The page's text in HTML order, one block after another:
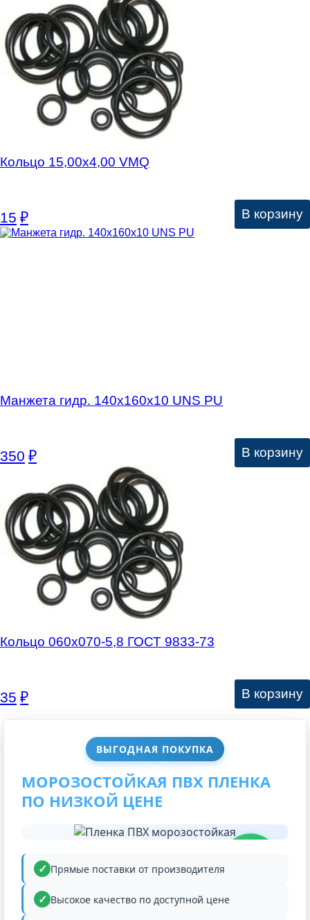
ВЫГОДНАЯ ПОКУПКА
МОРОЗОСТОЙКАЯ ПВХ ПЛЕНКА
ПО НИЗКОЙ ЦЕНЕ
Прямые поставки от производителя
Высокое качество по доступной цене
Кольцо 15,00х4,00 VMQ
15 ₽ В корзину
Манжета гидр. 140х160х10 UNS PU
350 ₽ В корзину
Кольцо 060х070-5,8 ГОСТ 9833-73
35 ₽ В корзину